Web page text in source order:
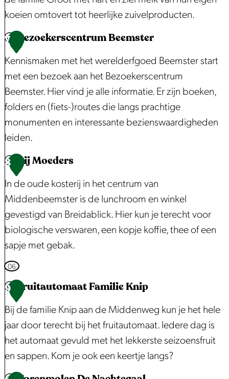
o
n
i
n
g
z
o
e
t
r
i
j
K
u
i
j
k
m
p
e
l
D
L
i
e
f
d
e
o
n
i
g
z
o
e
t
o
g
i
c
h
e
b
o
e
r
e
r
i
j
w
i
n
e
l
S
o
n
koeien omtovert tot heerlijke zuivelproducten.
K
a
s
b
o
e
r
d
r
i
j
G
r
o
o
7 Bezoekerscentrum Beemster
Kennismaken met het werelderfgoed Beemster start
met een bezoek aan het Bezoekerscentrum
Beemster. Hier vind je alle informatie. Er zijn boeken,
folders en (fiets-)routes die langs prachtige
monumenten en interessante bezienswaardigheden
leiden.
B
z
o
e
k
e
r
s
e
n
t
r
u
8 Bij Moeders
In de oude kosterij in het centrum van
Middenbeemster is de lunchroom en winkel
gevestigd van Breidablick. Hier kun je terecht voor
biologische verswaren, een kopje koffie, thee of een
sapje met gebak.
B
i
M
o
e
d
e
06
9 Fruitautomaat Familie Knip
Bij de familie Knip aan de Middenweg kun je het hele
jaar door terecht bij het fruitautomaat. Iedere dag is
het automaat gevuld met het lekkerste seizoensfruit
en sappen. Kom je ook een keertje langs?